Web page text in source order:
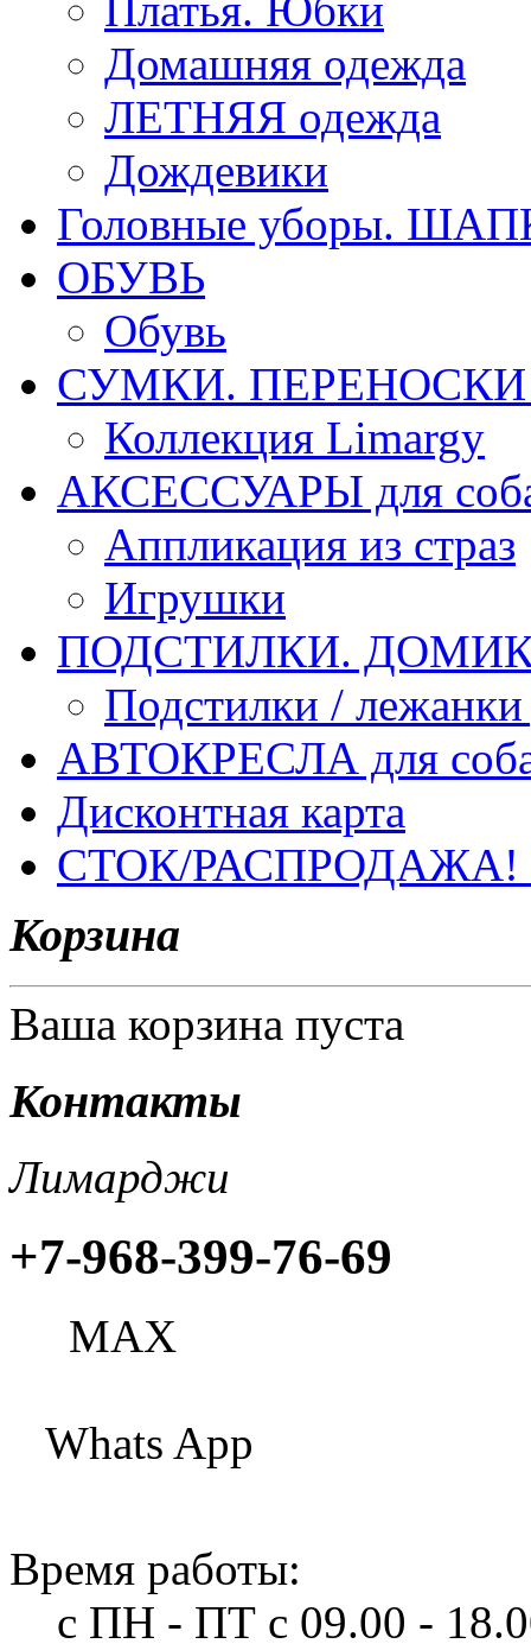
Домашняя одежда
ЛЕТНЯЯ одежда
Дождевики
Головные уборы.
ОБУВЬ
Обувь
СУМКИ. ПЕРЕНОСКИ
Коллекция Limargy
АКСЕССУАРЫ для
Аппликация из страз
Игрушки
ПОДСТИЛКИ. ДОМИКИ
Подстилки / лежанки
АВТОКРЕСЛА для
Дисконтная карта
СТОК/
Корзина
Ваша корзина пуста
Контакты
Лимарджи
+7-968-399-76-69
МАХ
Whats App
Время работы:
с ПН - ПТ с 09.00 -